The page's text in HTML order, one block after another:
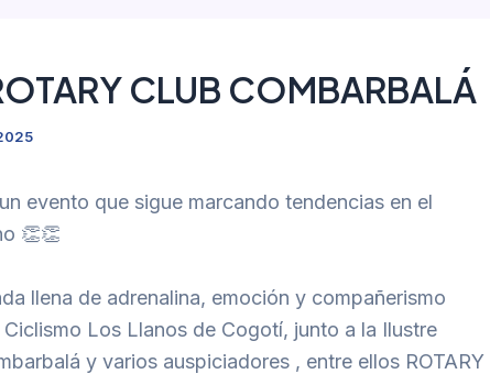
CLUB COMBARBALÁ
evento que sigue marcando tendencias en el
👏👏
llena de adrenalina, emoción y compañerismo
Los Llanos de Cogotí, junto a la Ilustre
y varios auspiciadores , entre ellos ROTARY